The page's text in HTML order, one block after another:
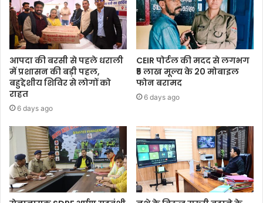
आपदा की बरसी से पहले धराली
में प्रशासन की बड़ी पहल,
बहुद्देशीय शिविर से लोगों को
राहत
6 days ago
CEIR पोर्टल की मदद से लगभग
₹5 लाख मूल्य के 20 मोबाइल
फोन बरामद
6 days ago